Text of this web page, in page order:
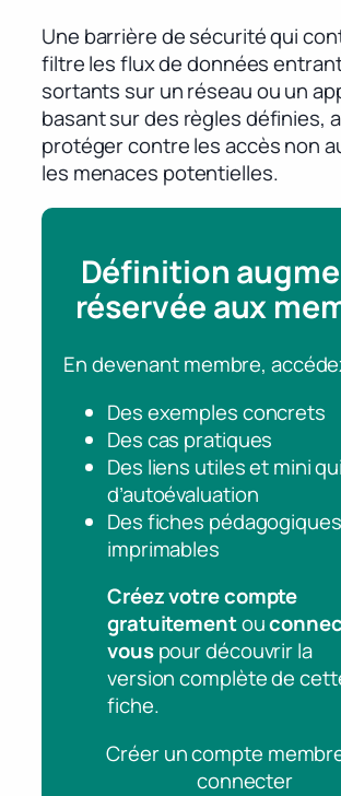
Une barrière de sécurité qui
filtre les flux de données
sortants sur un réseau ou un
basant sur des règles définies,
protéger contre les accès non
les menaces potentielles.
Définition
réservée aux
En devenant membre,
Des exemples concrets
Des cas pratiques
Des liens utiles et mini
d’autoévaluation
Des fiches pédagogiques
imprimables
Créez votre compte
gratuitementou
vouspour découvrir la
version complète de
fiche.
Créer un compte
connecter